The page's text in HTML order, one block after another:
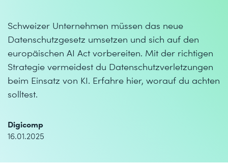
Schweizer Unternehmen müssen das neue
Datenschutzgesetz umsetzen und sich auf den
europäischen AI Act vorbereiten. Mit der richtigen
Strategie vermeidest du Datenschutzverletzungen
beim Einsatz von KI. Erfahre hier, worauf du achten
solltest.
Digicomp
16.01.2025